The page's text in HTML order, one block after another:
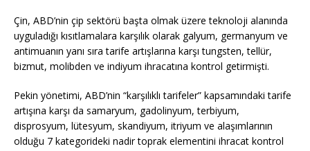
Çin, ABD’nin çip sektörü başta olmak üzere teknoloji alanında
uyguladığı kısıtlamalara karşılık olarak galyum, germanyum ve
antimuanın yanı sıra tarife artışlarına karşı tungsten, tellür,
bizmut, molibden ve indiyum ihracatına kontrol getirmişti.
Pekin yönetimi, ABD’nin “karşılıklı tarifeler” kapsamındaki tarife
artışına karşı da samaryum, gadolinyum, terbiyum,
disprosyum, lütesyum, skandiyum, itriyum ve alaşımlarının
olduğu 7 kategorideki nadir toprak elementini ihracat kontrol